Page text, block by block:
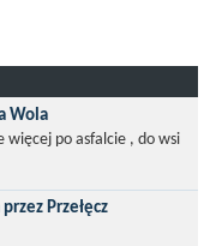
Wola
więcej po asfalcie , do wsi
nie ma , a ci co
Przełęcz